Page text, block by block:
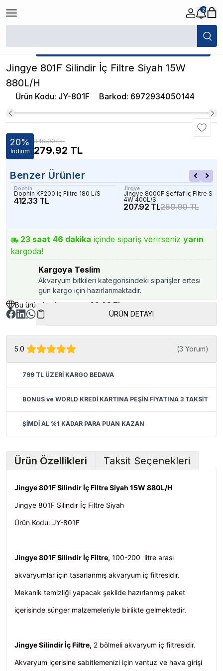
2
/
★ Atakan Petshop, Jingye yetkili satıcısıdır.
Jingye 801F Silindir İç Filtre Siyah 15W
880L/H
Ürün Kodu: JY-801F Barkod: 6972934050144
20%
İndirim
349.90 TL
279.92 TL
Benzer Ürünler
Dophin
Dophin KF200 İç Filtre 180 L/S
412.33 TL
Jingye
Jingye 8000F Şeffaf İç Filtre
4W 400L/S
207.92 TL259.90 TL
23 saat 46 dakika içinde sipariş verirseniz yarın
kargoda!
Kargoya Teslim
Akvaryum bitkileri kategorisindeki siparişler ertesi
gün kargo için hazırlanmaktadır.
Bu üründen kazancınız69.98 TL
ÜRÜN DETAYI
5.0 (3 Yorum)
799 TL ÜZERİ KARGO BEDAVA
BONUS ve WORLD KREDİ KARTINA PEŞİN FİYATINA 3 TAKSİT
ŞİMDİ AL %1 KADAR PARA PUAN KAZAN
Ürün Özellikleri Taksit Seçenekleri
Jingye 801F Silindir İç Filtre Siyah 15W 880L/H
Jingye 801F Silindir İç Filtre Siyah
Ürün Kodu: JY-801F
Jingye 801F Silindir İç Filtre, 100-200 litre arası
akvaryumlar için tasarlanmış akvaryum iç filtresidir.
Mekanik temizliği yapacak şekilde hazırlanmış paket
içerisinde sünger malzemeleriyle birlikte gelmektedir.
Jingye Silindir İç Filtre, 2 bölmeli akvaryum iç filtresidir.
Akvaryum içerisine sabitlemenizi için vantuz ve hava girişi